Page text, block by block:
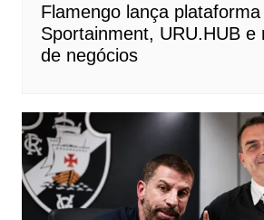
Flamengo lança
Sportainment, URU.HUB e
de negócios